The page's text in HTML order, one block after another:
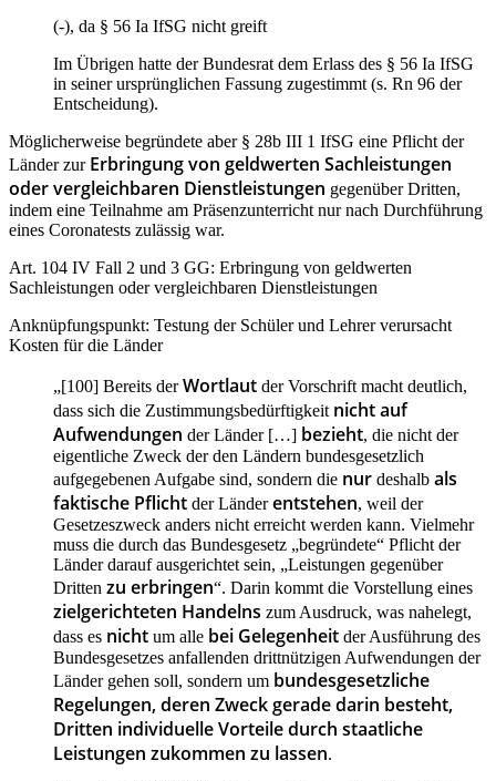
(-), da § 56 Ia IfSG nicht greift
Im Übrigen hatte der Bundesrat dem Erlass des § 56 Ia IfSG
in seiner ursprünglichen Fassung zugestimmt (s. Rn 96 der
Entscheidung).
Möglicherweise begründete aber § 28b III 1 IfSG eine Pflicht der
Länder zur Erbringung von geldwerten Sachleistungen
oder vergleichbaren Dienstleistungen gegenüber Dritten,
indem eine Teilnahme am Präsenzunterricht nur nach Durchführung
eines Coronatests zulässig war.
Art. 104 IV Fall 2 und 3 GG: Erbringung von geldwerten
Sachleistungen oder vergleichbaren Dienstleistungen
Anknüpfungspunkt: Testung der Schüler und Lehrer verursacht
Kosten für die Länder
„[100] Bereits derWortlaut der Vorschrift macht deutlich,
dass sich die Zustimmungsbedürftigkeit nicht auf
Aufwendungen der Länder […] bezieht, die nicht der
eigentliche Zweck der den Ländern bundesgesetzlich
aufgegebenen Aufgabe sind, sondern die nur deshalb als
faktische Pflicht der Länderentstehen, weil der
Gesetzeszweck anders nicht erreicht werden kann. Vielmehr
muss die durch das Bundesgesetz „begründete“ Pflicht der
Länder darauf ausgerichtet sein, „Leistungen gegenüber
Dritten zu erbringen“. Darin kommt die Vorstellung eines
zielgerichteten Handelns zum Ausdruck, was nahelegt,
dass es nicht um alle bei Gelegenheit der Ausführung des
Bundesgesetzes anfallenden drittnützigen Aufwendungen der
Länder gehen soll, sondern um bundesgesetzliche
Regelungen, deren Zweck gerade darin besteht,
Dritten individuelle Vorteile durch staatliche
Leistungen zukommen zu lassen.